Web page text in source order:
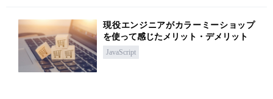
現役エンジニアがカラーミーショップ
を使って感じたメリット・デメリット
JavaScript